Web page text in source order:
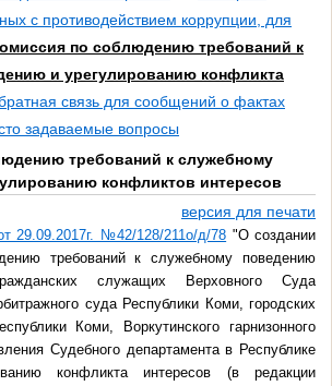
с противодействием коррупции, для
по соблюдению требований к
и урегулированию конфликта
связь для сообщений о фактах
задаваемые вопросы
требований к служебному
конфликтов интересов
версия для печати
29.09.2017г. №42/128/211о/д/78 "О создании
требований к служебному поведению
служащих Верховного Суда
суда Республики Коми, городских
Коми, Воркутинского гарнизонного
Судебного департамента в Республике
конфликта интересов (в редакции